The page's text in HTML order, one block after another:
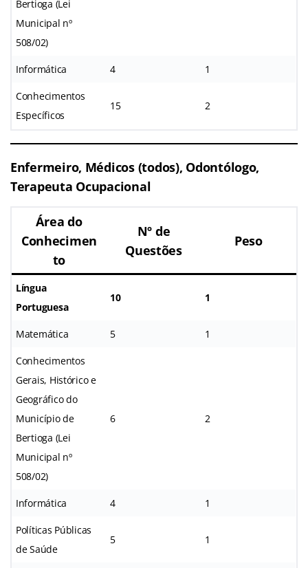
Bertioga (Lei
Municipal nº
508/02)
Informática 4 1
Conhecimentos
Específicos
15 2
Enfermeiro, Médicos (todos), Odontólogo,
Terapeuta Ocupacional
Área do
Conhecimen
to
Nº de
Questões
Peso
Língua
Portuguesa
10 1
Matemática 5 1
Conhecimentos
Gerais, Histórico e
Geográfico do
Município de
Bertioga (Lei
Municipal nº
508/02)
6 2
Informática 4 1
Políticas Públicas
de Saúde
5 1